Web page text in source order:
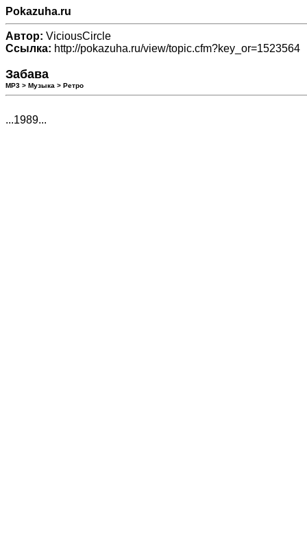
Pokazuha.ru
Автор: ViciousCircle
Ссылка: http://pokazuha.ru/view/topic.cfm?key_or=1523564
Забава
МР3 > Музыка > Ретро
...1989...